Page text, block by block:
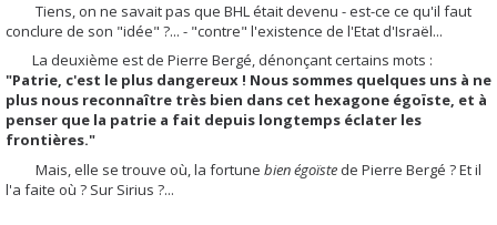
Tiens, on ne savait pas que BHL était devenu - est-ce ce qu'il faut
conclure de son "idée" ?... - "contre" l'existence de l'Etat d'Israël...
La deuxième est de Pierre Bergé, dénonçant certains mots :
"Patrie, c'est le plus dangereux ! Nous sommes quelques uns à ne
plus nous reconnaître très bien dans cet hexagone égoïste, et à
penser que la patrie a fait depuis longtemps éclater les
frontières."
Mais, elle se trouve où, la fortune bien égoïste de Pierre Bergé ? Et il
l'a faite où ? Sur Sirius ?...